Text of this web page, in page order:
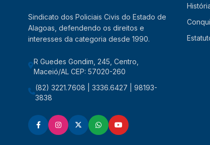
Sindicato dos Policiais Civis do Estado de
Alagoas, defendendo os direitos e
interesses da categoria desde 1990.
R Guedes Gondim, 245, Centro,
Maceió/AL CEP: 57020-260
(82) 3221.7608 | 3336.6427 | 98193-
3838